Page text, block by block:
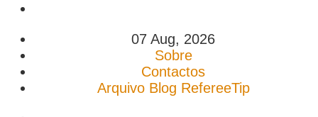
07 Aug, 2026
Sobre
Contactos
Arquivo Blog RefereeTip